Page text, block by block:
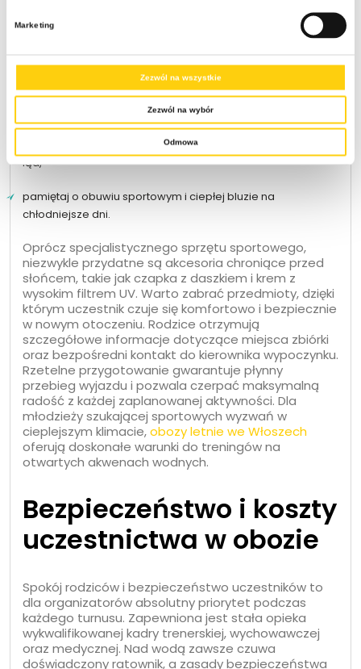
Marketing
Zezwól na wszystkie
Zezwól na wybór
Odmowa
Podstawowa lista rzeczy do spakowania na obóz
spakuj strój kąpielowy, czepek oraz dopasowane okularki,
przygotuj własne płetwy ułatwiające trening techniczny,
zabierz dwa komplety wygodnych strojów sportowych na
ląd,
pamiętaj o obuwiu sportowym i ciepłej bluzie na
chłodniejsze dni.
Oprócz specjalistycznego sprzętu sportowego,
niezwykle przydatne są akcesoria chroniące przed
słońcem, takie jak czapka z daszkiem i krem z
wysokim filtrem UV. Warto zabrać przedmioty, dzięki
którym uczestnik czuje się komfortowo i bezpiecznie
w nowym otoczeniu. Rodzice otrzymują
szczegółowe informacje dotyczące miejsca zbiórki
oraz bezpośredni kontakt do kierownika wypoczynku.
Rzetelne przygotowanie gwarantuje płynny
przebieg wyjazdu i pozwala czerpać maksymalną
radość z każdej zaplanowanej aktywności. Dla
młodzieży szukającej sportowych wyzwań w
cieplejszym klimacie,obozy letnie we Włoszech
oferują doskonałe warunki do treningów na
otwartych akwenach wodnych.
Bezpieczeństwo i koszty
uczestnictwa w obozie
Spokój rodziców i bezpieczeństwo uczestników to
dla organizatorów absolutny priorytet podczas
każdego turnusu. Zapewniona jest stała opieka
wykwalifikowanej kadry trenerskiej, wychowawczej
oraz medycznej. Nad wodą zawsze czuwa
doświadczony ratownik, a zasady bezpieczeństwa